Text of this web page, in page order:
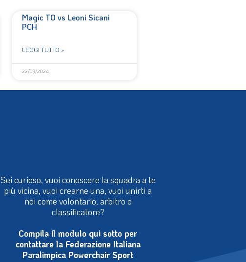
Magic TO vs Leoni Sicani
PCH
LEGGI TUTTO »
22/09/2024
Sei curioso, vuoi conoscere la squadra a te
più vicina, vuoi crearne una, vuoi unirti a
noi come volontario, arbitro o
classificatore?
Compila il modulo qui sotto per
contattare la Federazione Italiana
Paralimpica Powerchair Sport